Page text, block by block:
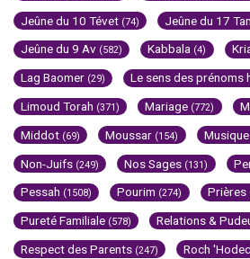
Jeûne du 10 Tévet (74) Jeûne du 17
Jeûne du 9 Av (582) Kabbala (4)
Lag Baomer (29) Le sens des prénoms
Limoud Torah (371) Mariage (772)
Middot (69) Moussar (154)
Non-Juifs (249) Nos Sages (131)
Pessah (1508) Pourim (274) Prières
Pureté Familiale (578) Relations &
Respect des Parents (247) Roch